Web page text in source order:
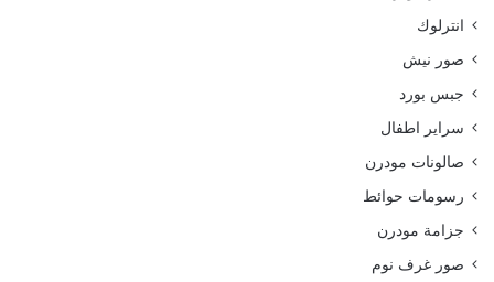
انترلوك
صور نيش
جبس بورد
سراير اطفال
صالونات مودرن
رسومات حوائط
جزامة مودرن
صور غرف نوم